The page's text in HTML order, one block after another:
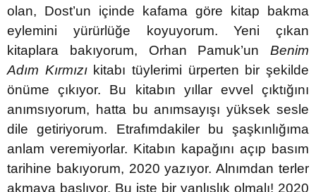
olan, Dost’un içinde kafama göre kitap bakma
eylemini yürürlüğe koyuyorum. Yeni çıkan
kitaplara bakıyorum, Orhan Pamuk’un Benim
Adım Kırmızıkitabı tüylerimi ürperten bir şekilde
önüme çıkıyor. Bu kitabın yıllar evvel çıktığını
anımsıyorum, hatta bu anımsayışı yüksek sesle
dile getiriyorum. Etrafımdakiler bu şaşkınlığıma
anlam veremiyorlar. Kitabın kapağını açıp basım
tarihine bakıyorum, 2020 yazıyor. Alnımdan terler
akmaya başlıyor. Bu işte bir yanlışlık olmalı! 2020